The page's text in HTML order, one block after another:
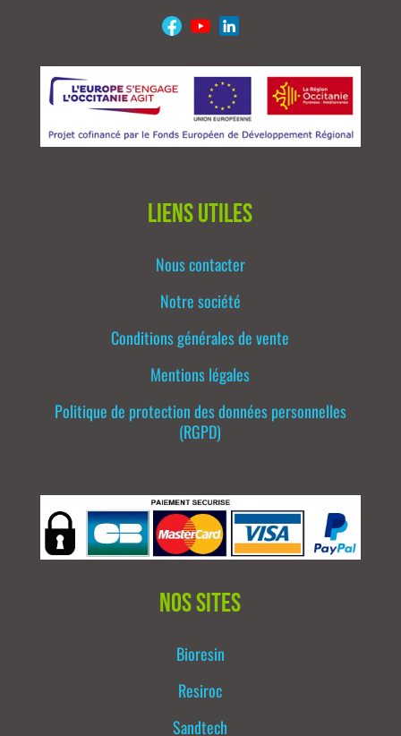
Liens utiles
Nous contacter
Notre société
Conditions générales de vente
Mentions légales
Politique de protection des données personnelles
(RGPD)
Nos sites
Bioresin
Resiroc
Sandtech